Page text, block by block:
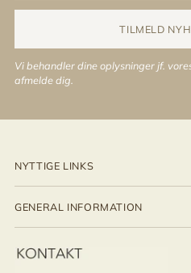
mail
TILMELD
Vi behandler dine oplysninger jf.
afmelde dig.
NYTTIGE LINKS
GENERAL INFORMATION